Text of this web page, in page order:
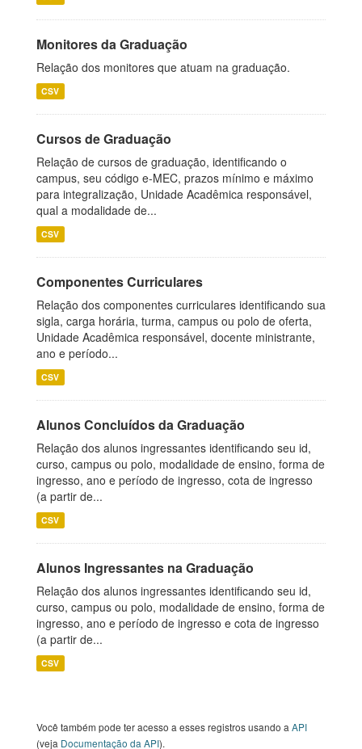
Monitores da Graduação
Relação dos monitores que atuam na graduação.
CSV
Cursos de Graduação
Relação de cursos de graduação, identificando o
campus, seu código e-MEC, prazos mínimo e máximo
para integralização, Unidade Acadêmica responsável,
qual a modalidade de...
CSV
Componentes Curriculares
Relação dos componentes curriculares identificando sua
sigla, carga horária, turma, campus ou polo de oferta,
Unidade Acadêmica responsável, docente ministrante,
ano e período...
CSV
Alunos Concluídos da Graduação
Relação dos alunos ingressantes identificando seu id,
curso, campus ou polo, modalidade de ensino, forma de
ingresso, ano e período de ingresso, cota de ingresso
(a partir de...
CSV
Alunos Ingressantes na Graduação
Relação dos alunos ingressantes identificando seu id,
curso, campus ou polo, modalidade de ensino, forma de
ingresso, ano e período de ingresso e cota de ingresso
(a partir de...
CSV
Você também pode ter acesso a esses registros usando a API
(veja Documentação da API).